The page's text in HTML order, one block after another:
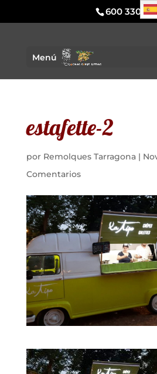
600 330 295
Menú
estafette-2
por Remolques Tarragona|
Comentarios